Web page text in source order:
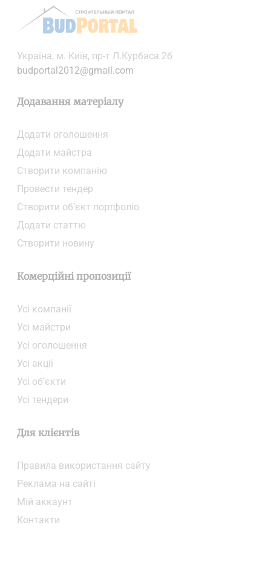
Українa, м. Київ, пр-т Л.Курбаса 2б
budportal2012@gmail.com
Додавання матеріалу
Додати oголошення
Додати майстра
Створити компанiю
Провести тендер
Створити об’єкт портфоліо
Додати статтю
Створити новину
Комерційні пропозиції
Усі компанії
Усі майстри
Усі оголошення
Усі акції
Усі об’єкти
Усі тендери
Для клієнтів
Правила використання сайту
Реклама на сайті
Мій аккаунт
Контакти